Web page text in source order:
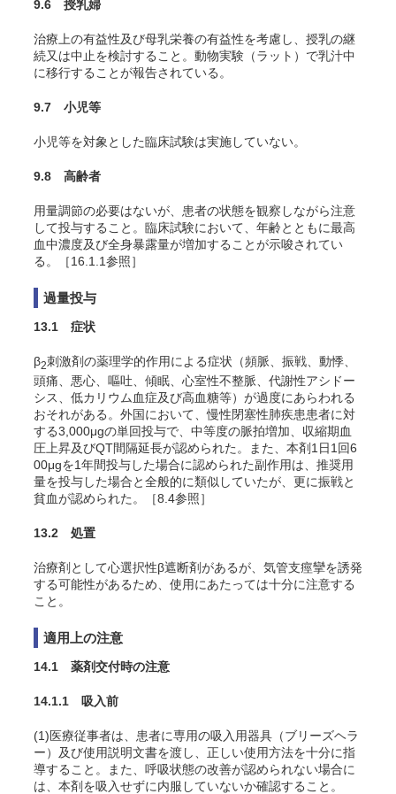
9.6 授乳婦
治療上の有益性及び母乳栄養の有益性を考慮し、授乳の継
続又は中止を検討すること。動物実験（ラット）で乳汁中
に移行することが報告されている。
9.7 小児等
小児等を対象とした臨床試験は実施していない。
9.8 高齢者
用量調節の必要はないが、患者の状態を観察しながら注意
して投与すること。臨床試験において、年齢とともに最高
血中濃度及び全身暴露量が増加することが示唆されてい
る。［16.1.1参照］
過量投与
13.1 症状
β2刺激剤の薬理学的作用による症状（頻脈、振戦、動悸、
頭痛、悪心、嘔吐、傾眠、心室性不整脈、代謝性アシドー
シス、低カリウム血症及び高血糖等）が過度にあらわれる
おそれがある。外国において、慢性閉塞性肺疾患患者に対
する3,000μgの単回投与で、中等度の脈拍増加、収縮期血
圧上昇及びQT間隔延長が認められた。また、本剤1日1回6
00μgを1年間投与した場合に認められた副作用は、推奨用
量を投与した場合と全般的に類似していたが、更に振戦と
貧血が認められた。［8.4参照］
13.2 処置
治療剤として心選択性β遮断剤があるが、気管支痙攣を誘発
する可能性があるため、使用にあたっては十分に注意する
こと。
適用上の注意
14.1 薬剤交付時の注意
14.1.1 吸入前
(1)医療従事者は、患者に専用の吸入用器具（ブリーズヘラ
ー）及び使用説明文書を渡し、正しい使用方法を十分に指
導すること。また、呼吸状態の改善が認められない場合に
は、本剤を吸入せずに内服していないか確認すること。